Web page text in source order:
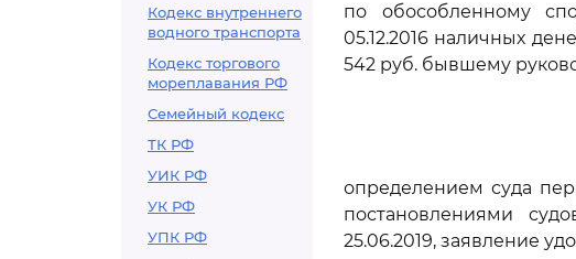
Кодекс внутреннего
водного транспорта
Кодекс торгового
мореплавания РФ
Семейный кодекс
ТК РФ
УИК РФ
УК РФ
УПК РФ
по обособленному
05.12.2016 наличных
542 руб. бывшему
определением суда
постановлениями
25.06.2019, заявление